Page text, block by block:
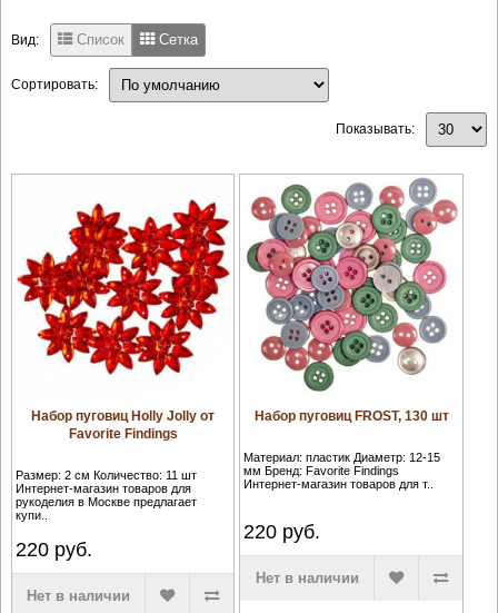
Вид: Список Сетка
Сортировать:
Показывать:
Набор пуговиц Holly Jolly от
Favorite Findings
Размер: 2 см Количество: 11 шт
Интернет-магазин товаров для
рукоделия в Москве предлагает
купи..
220руб.
Нет в наличии
Набор пуговиц FROST, 130 шт
Материал: пластик Диаметр: 12-15
мм Бренд: Favorite Findings
Интернет-магазин товаров для т..
220 руб.
Нет в наличии